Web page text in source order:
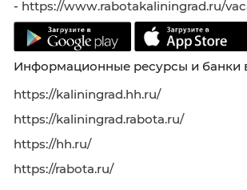
Перейти на
Поддержка молодых
Информационная
трудоустройства
ГКУ КО "ЦЗН